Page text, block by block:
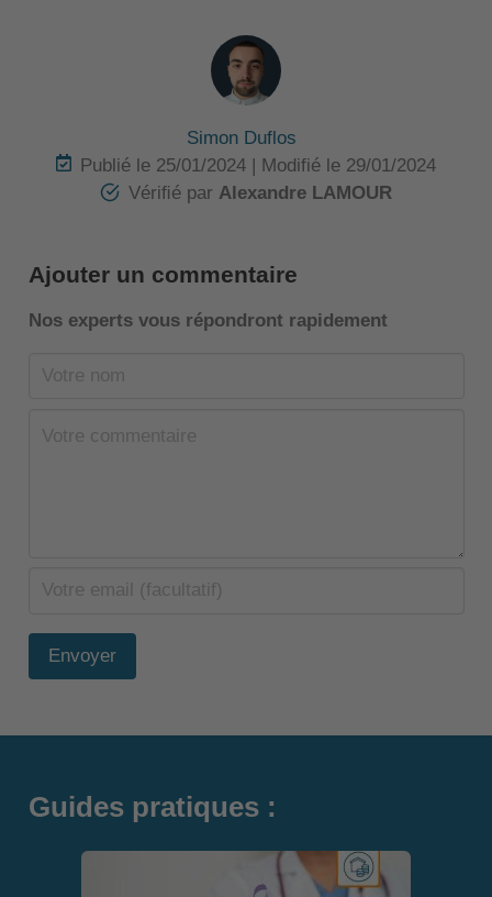
Simon Duflos
Publié le 25/01/2024 | Modifié le 29/01/2024
Vériﬁé par Alexandre LAMOUR
Ajouter un commentaire
Nos experts vous répondront rapidement
Envoyer
Guides pratiques :